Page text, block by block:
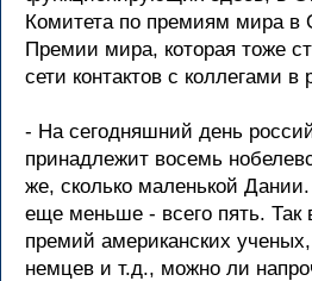
Комитета по премиям мира в
Премии мира, которая тоже
сети контактов с коллегами в
- На сегодняшний день
принадлежит восемь
же, сколько маленькой
еще меньше - всего пять. Так
премий американских
немцев и т.д., можно ли